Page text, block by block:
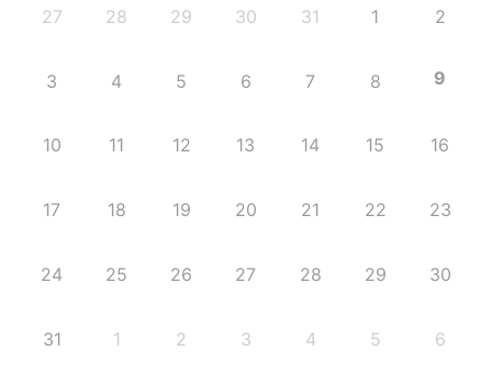
27 28 29 30 31 1 2
3 4 5 6 7 8 9
10 11 12 13 14 15 16
17 18 19 20 21 22 23
24 25 26 27 28 29 30
31 1 2 3 4 5 6